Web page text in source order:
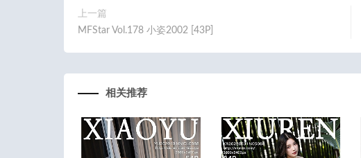
上一篇
MFStar Vol.178 小姿2002 [43P]
相关推荐